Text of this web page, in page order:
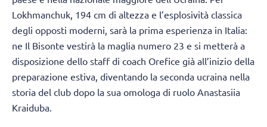
Lokhmanchuk, 194 cm di altezza e l’esplosività classica
degli opposti moderni, sarà la prima esperienza in Italia:
ne Il Bisonte vestirà la maglia numero 23 e si metterà a
disposizione dello staff di coach Orefice già all’inizio della
preparazione estiva, diventando la seconda ucraina nella
storia del club dopo la sua omologa di ruolo Anastasiia
Kraiduba.